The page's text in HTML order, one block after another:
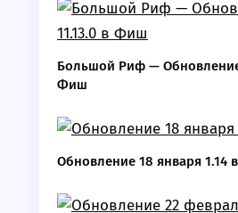
Большой Риф — Обновление
Фиш
Обновление 18 января 1.14